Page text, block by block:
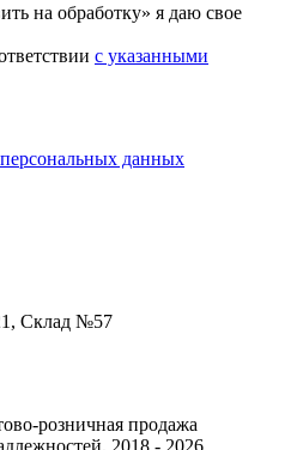
на обработку» я даю свое
с указанными
данных
Склад №57
розничная продажа
2018 - 2026